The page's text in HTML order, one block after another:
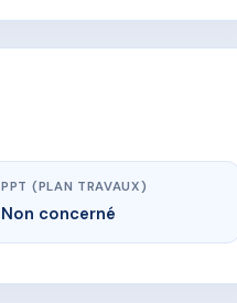
PPT (PLAN TRAVAUX)
Non concerné